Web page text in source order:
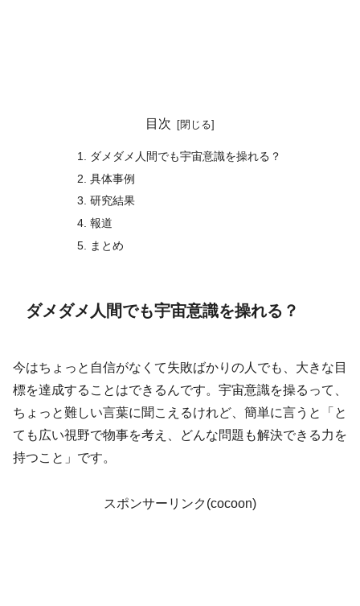
目次
ダメダメ人間でも宇宙意識を操れる？
具体事例
研究結果
報道
まとめ
ダメダメ人間でも宇宙意識を操れる？
今はちょっと自信がなくて失敗ばかりの人でも、大きな目
標を達成することはできるんです。宇宙意識を操るって、
ちょっと難しい言葉に聞こえるけれど、簡単に言うと「と
ても広い視野で物事を考え、どんな問題も解決できる力を
持つこと」です。
スポンサーリンク(cocoon)